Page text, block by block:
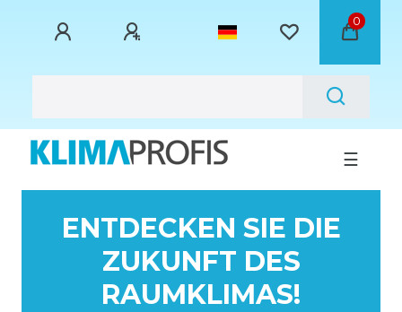
0
☰
ENTDECKEN SIE DIE
ZUKUNFT DES
RAUMKLIMAS!